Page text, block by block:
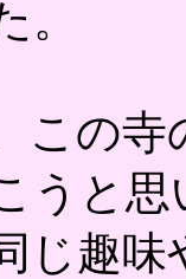
。
この寺
うと思
じ趣